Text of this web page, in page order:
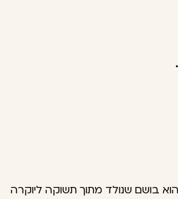
הוא בושם שנולד מתוך תשוקה ליוקרה